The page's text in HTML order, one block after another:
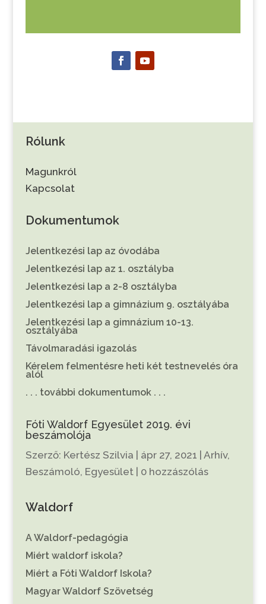
Rólunk
Magunkról
Kapcsolat
Dokumentumok
Jelentkezési lap az óvodába
Jelentkezési lap az 1. osztályba
Jelentkezési lap a 2-8 osztályba
Jelentkezési lap a gimnázium 9. osztályába
Jelentkezési lap a gimnázium 10-13.
osztályába
Távolmaradási igazolás
Kérelem felmentésre heti két testnevelés óra
alól
. . . további dokumentumok . . .
Fóti Waldorf Egyesület 2019. évi
beszámolója
Szerző: Kertész Szilvia | ápr 27, 2021 | Arhív,
Beszámoló, Egyesület| 0 hozzászólás
Waldorf
A Waldorf-pedagógia
Miért waldorf iskola?
Miért a Fóti Waldorf Iskola?
Magyar Waldorf Szövetség